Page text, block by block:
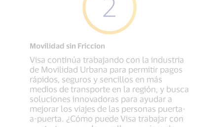
Movilidad sin Friccion
Visa continúa trabajando con la industria
de Movilidad Urbana para permitir pagos
rápidos, seguros y sencillos en más
medios de transporte en la región, y busca
soluciones innovadoras para ayudar a
mejorar los viajes de las personas puerta-
a-puerta. ¿Cómo puede Visa trabajar con